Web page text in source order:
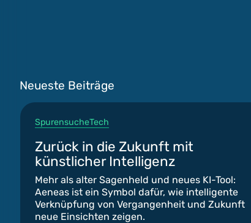
Neueste Beiträge
SpurensucheTech
Zurück in die Zukunft mit
künstlicher Intelligenz
Mehr als alter Sagenheld und neues KI-Tool:
Aeneas ist ein Symbol dafür, wie intelligente
Verknüpfung von Vergangenheit und Zukunft
neue Einsichten zeigen.